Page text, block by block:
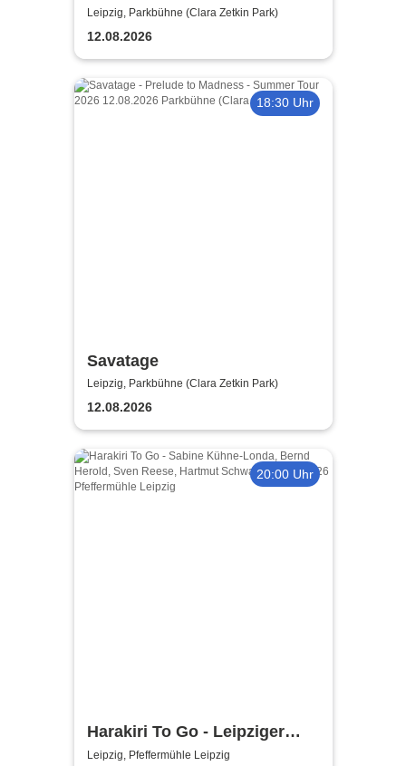
Madness - Summer Tour 2026
Leipzig, Parkbühne (Clara Zetkin Park)
12.08.2026
18:30 Uhr
Savatage
Leipzig, Parkbühne (Clara Zetkin Park)
12.08.2026
20:00 Uhr
Harakiri To Go - Leipziger
Pfeffermühle
Leipzig, Pfeffermühle Leipzig